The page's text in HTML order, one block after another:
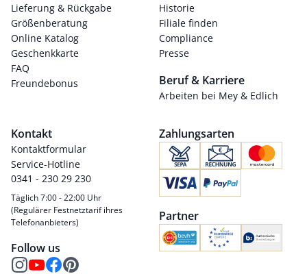
Lieferung & Rückgabe
Größenberatung
Online Katalog
Geschenkkarte
FAQ
Freundebonus
Historie
Filiale finden
Compliance
Presse
Beruf & Karriere
Arbeiten bei Mey & Edlich
Kontakt
Kontaktformular
Service-Hotline
0341 - 230 29 230
Täglich 7:00 - 22:00 Uhr
(Regulärer Festnetztarif ihres
Telefonanbieters)
Follow us
Zahlungsarten
Partner